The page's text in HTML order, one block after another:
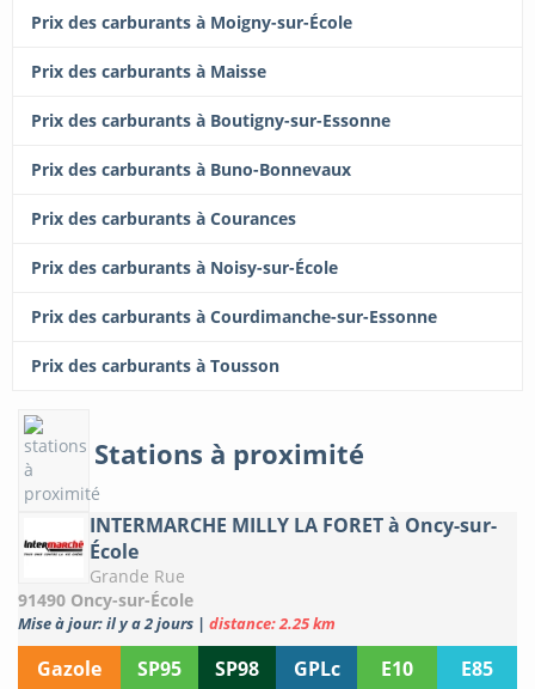
Prix des carburants à Moigny-sur-École
Prix des carburants à Maisse
Prix des carburants à Boutigny-sur-Essonne
Prix des carburants à Buno-Bonnevaux
Prix des carburants à Courances
Prix des carburants à Noisy-sur-École
Prix des carburants à Courdimanche-sur-Essonne
Prix des carburants à Tousson
Stations à proximité
INTERMARCHE MILLY LA FORET à Oncy-sur-
École
Grande Rue
91490 Oncy-sur-École
Mise à jour: il y a 2 jours | distance: 2.25 km
Gazole SP95 SP98 GPLc E10
E85